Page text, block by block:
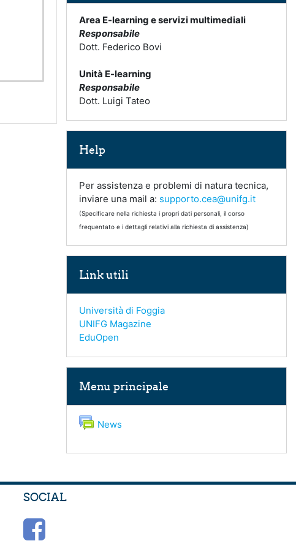
Area E-learning e servizi multimediali
Responsabile
Dott. Federico Bovi
Unità E-learning
Responsabile
Dott. Luigi Tateo
Help
Per assistenza e problemi di natura tecnica,
inviare una mail a: supporto.cea@unifg.it
(Specificare nella richiesta i propri dati personali, il corso
frequentato e i dettagli relativi alla richiesta di assistenza)
Link utili
Università di Foggia
UNIFG Magazine
EduOpen
Menu principale
News
SOCIAL